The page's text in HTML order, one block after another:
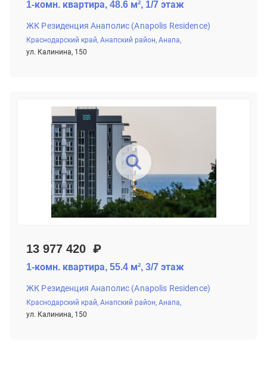
1-комн. квартира, 48.6 м², 1/7 этаж
ЖК Резиденция Анаполис (Anapolis Residence)
Краснодарский край, Анапский район, Анапа,
ул. Калинина, 150
1-комн. квартира, 55.4 м², 3/7 этаж
ЖК Резиденция Анаполис (Anapolis Residence)
Краснодарский край, Анапский район, Анапа,
ул. Калинина, 150
13 977 420 ₽